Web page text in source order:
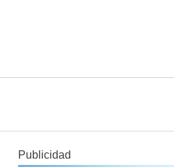
Publicidad